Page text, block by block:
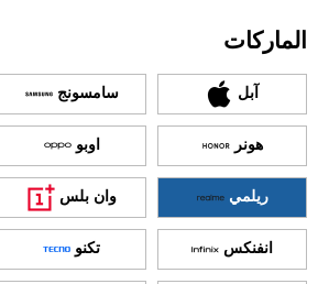
الماركات
آبل سامسونج
هونر اوبو
ريلمي وان بلس
انفنكس تكنو